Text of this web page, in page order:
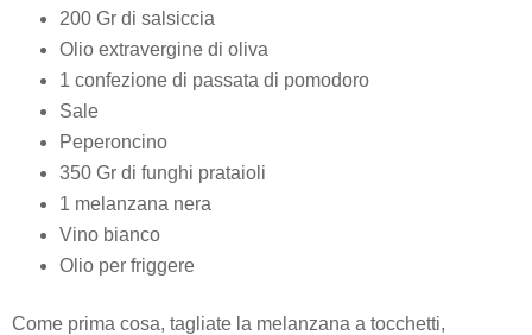
200 Gr di salsiccia
Olio extravergine di oliva
1 confezione di passata di pomodoro
Sale
Peperoncino
350 Gr di funghi prataioli
1 melanzana nera
Vino bianco
Olio per friggere
Come prima cosa, tagliate la melanzana a tocchetti,